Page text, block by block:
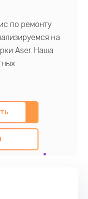
по ремонту
на
Aser. Наша
и
ремонт с
компонентов, а
предоставить
записаться на